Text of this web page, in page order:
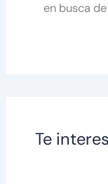
en busca
Te